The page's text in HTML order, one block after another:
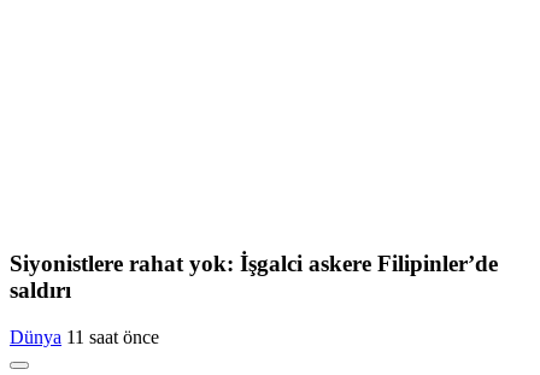
Siyonistlere rahat yok: İşgalci askere Filipinler’de
saldırı
Dünya 11 saat önce